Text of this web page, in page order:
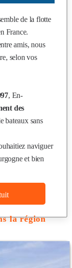
de la flotte
France.
amis, nous
selon vos
, En-
des
bateaux sans
naviguer
et bien
la région